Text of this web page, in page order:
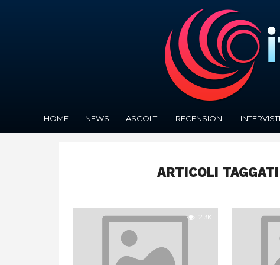
HOME NEWS ASCOLTI RECENSIONI
ARTICOLI
2.3K